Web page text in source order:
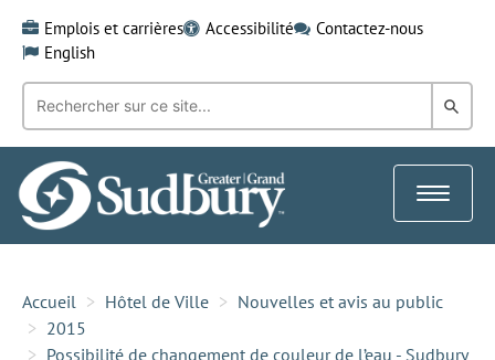
content
Emplois et carrières Accessibilité
Contactez-nous
English
Recherche
mot-
clé:
dans
Toggle
Accueil Hôtel de Ville
Nouvelles et avis au public
2015
Possibilité de changement de couleur de l’eau - Sudbury